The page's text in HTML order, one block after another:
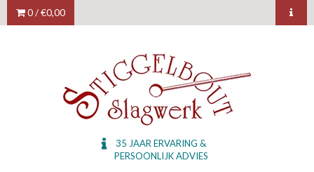
0 /€0,00
35 JAAR ERVARING &
PERSOONLIJK ADVIES